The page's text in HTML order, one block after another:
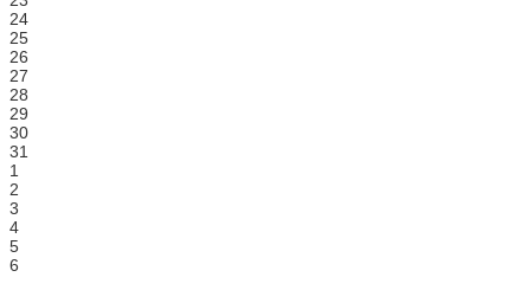
24
25
26
27
28
29
30
31
1
2
3
4
5
6